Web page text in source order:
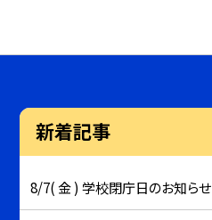
新着記事
8/7( 金 ) 学校閉庁日のお知らせ